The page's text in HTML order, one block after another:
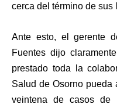
cerca del término de sus
Ante esto, el gerente
Fuentes dijo
prestado toda la
Salud de Osorno pueda
veintena de casos